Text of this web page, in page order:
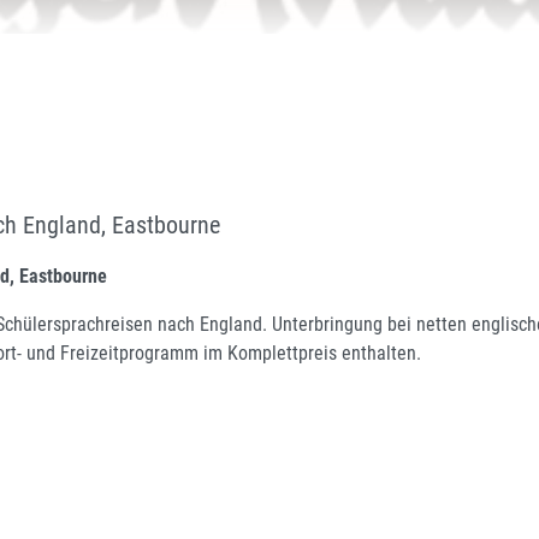
England, Eastbourne
Eastbourne
nach England. Unterbringung bei netten
und Freizeitprogramm im Komplettpreis enthalten.